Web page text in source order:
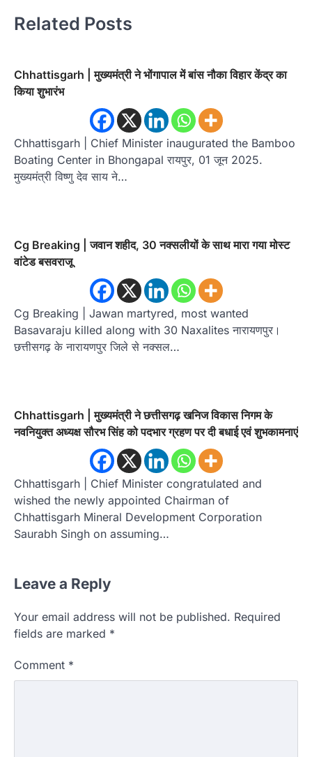
Related Posts
Chhattisgarh | मुख्यमंत्री ने भोंगापाल में बांस नौका विहार केंद्र का
किया शुभारंभ
Chhattisgarh | Chief Minister inaugurated the Bamboo
Boating Center in Bhongapal रायपुर, 01 जून 2025.
मुख्यमंत्री विष्णु देव साय ने…
Cg Breaking | जवान शहीद, 30 नक्सलीयों के साथ मारा गया मोस्ट
वांटेड बसवराजू
Cg Breaking | Jawan martyred, most wanted
Basavaraju killed along with 30 Naxalites नारायणपुर।
छत्तीसगढ़ के नारायणपुर जिले से नक्सल…
Chhattisgarh | मुख्यमंत्री ने छत्तीसगढ़ खनिज विकास निगम के
नवनियुक्त अध्यक्ष सौरभ सिंह को पदभार ग्रहण पर दी बधाई एवं शुभकामनाएं
Chhattisgarh | Chief Minister congratulated and
wished the newly appointed Chairman of
Chhattisgarh Mineral Development Corporation
Saurabh Singh on assuming…
Leave a Reply
Your email address will not be published. Required
fields are marked *
Comment *